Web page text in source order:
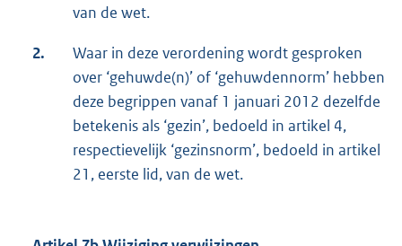
van de wet.
2.
Waar in deze verordening wordt gesproken
over ‘gehuwde(n)’ of ‘gehuwdennorm’ hebben
deze begrippen vanaf 1 januari 2012 dezelfde
betekenis als ‘gezin’, bedoeld in artikel 4,
respectievelijk ‘gezinsnorm’, bedoeld in artikel
21, eerste lid, van de wet.